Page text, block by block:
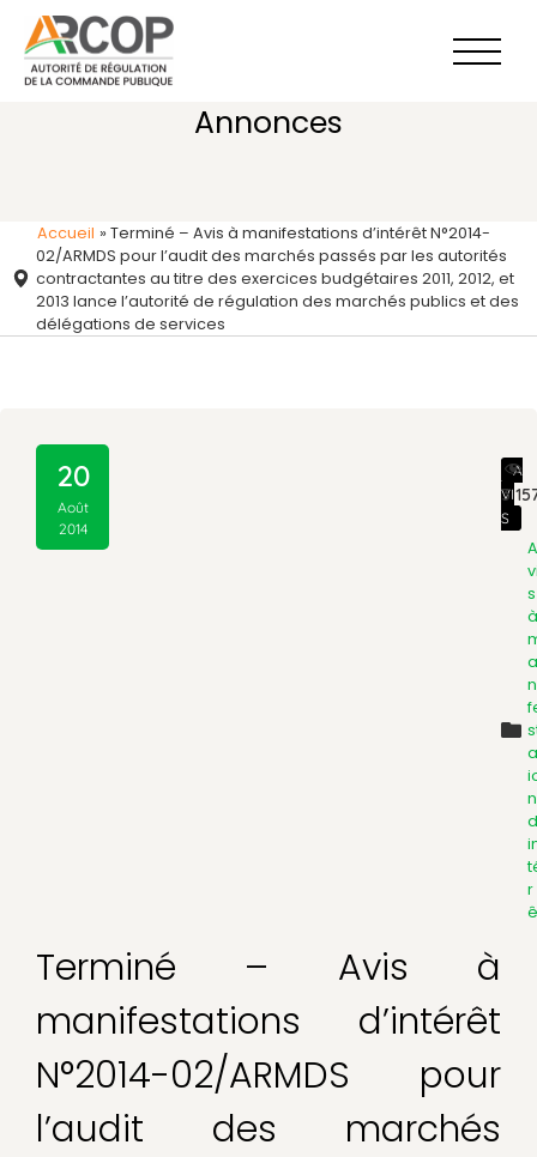
contenu
Annonces
Accueil » Terminé – Avis à manifestations d’intérêt N°2014-
02/ARMDS pour l’audit des marchés passés par les autorités
contractantes au titre des exercices budgétaires 2011, 2012, et
2013 lance l’autorité de régulation des marchés publics et des
délégations de services
20
Août
2014
A
VI
S
3
A
s
à
a
n
r
Terminé – Avis à
manifestations d’intérêt
N°2014-02/ARMDS pour
l’audit des marchés